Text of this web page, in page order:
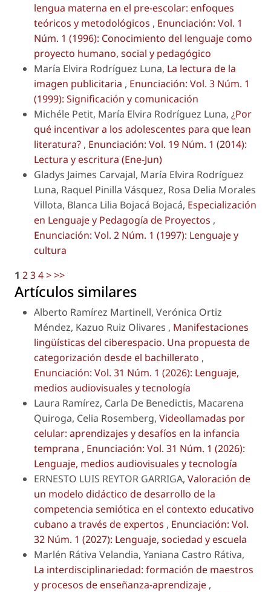
lengua materna en el pre-escolar: enfoques
teóricos y metodológicos , Enunciación: Vol. 1
Núm. 1 (1996): Conocimiento del lenguaje como
proyecto humano, social y pedagógico
María Elvira Rodríguez Luna, La lectura de la
imagen publicitaria , Enunciación: Vol. 3 Núm. 1
(1999): Significación y comunicación
Michéle Petit, María Elvira Rodríguez Luna, ¿Por
qué incentivar a los adolescentes para que lean
literatura? , Enunciación: Vol. 19 Núm. 1 (2014):
Lectura y escritura (Ene-Jun)
Gladys Jaimes Carvajal, María Elvira Rodríguez
Luna, Raquel Pinilla Vásquez, Rosa Delia Morales
Villota, Blanca Lilia Bojacá Bojacá, Especialización
en Lenguaje y Pedagogía de Proyectos ,
Enunciación: Vol. 2 Núm. 1 (1997): Lenguaje y
cultura
1 234>>>
Artículos similares
Alberto Ramírez Martinell, Verónica Ortiz
Méndez, Kazuo Ruiz Olivares , Manifestaciones
lingüísticas del ciberespacio. Una propuesta de
categorización desde el bachillerato ,
Enunciación: Vol. 31 Núm. 1 (2026): Lenguaje,
medios audiovisuales y tecnología
Laura Ramírez, Carla De Benedictis, Macarena
Quiroga, Celia Rosemberg, Videollamadas por
celular: aprendizajes y desafíos en la infancia
temprana , Enunciación: Vol. 31 Núm. 1 (2026):
Lenguaje, medios audiovisuales y tecnología
ERNESTO LUIS REYTOR GARRIGA, Valoración de
un modelo didáctico de desarrollo de la
competencia semiótica en el contexto educativo
cubano a través de expertos , Enunciación: Vol.
32 Núm. 1 (2027): Lenguaje, sociedad y escuela
Marlén Rátiva Velandia, Yaniana Castro Rátiva,
La interdisciplinariedad: formación de maestros
y procesos de enseñanza-aprendizaje ,